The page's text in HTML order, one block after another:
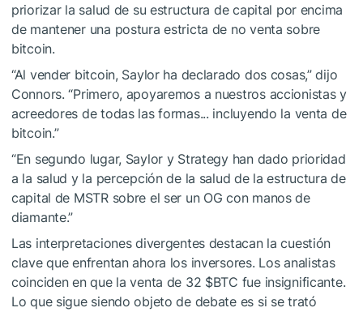
priorizar la salud de su estructura de capital por encima
de mantener una postura estricta de no venta sobre
bitcoin.
“Al vender bitcoin, Saylor ha declarado dos cosas,” dijo
Connors. “Primero, apoyaremos a nuestros accionistas y
acreedores de todas las formas... incluyendo la venta de
bitcoin.”
“En segundo lugar, Saylor y Strategy han dado prioridad
a la salud y la percepción de la salud de la estructura de
capital de MSTR sobre el ser un OG con manos de
diamante.”
Las interpretaciones divergentes destacan la cuestión
clave que enfrentan ahora los inversores. Los analistas
coinciden en que la venta de 32 $BTC fue insignificante.
Lo que sigue siendo objeto de debate es si se trató